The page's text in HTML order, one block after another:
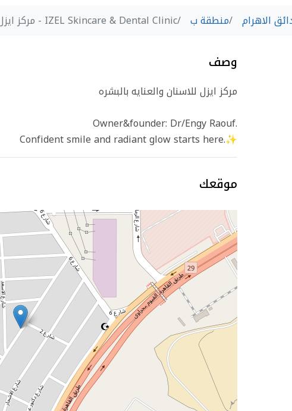
الاهرام منطقة ب IZEL Skincare & Dental Clinic - مركز ايزل للاسنان
وصف
مركز ايزل للاسنان والعنايه بالبشره
Owner&founder: Dr/Engy Raouf.
Confident smile and radiant glow starts here.✨️
موقعك